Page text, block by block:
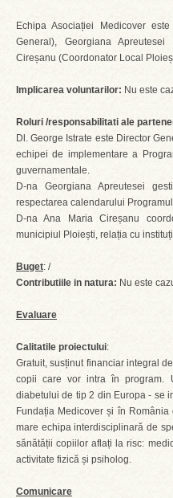
Echipa Asociației Medicover
General), Georgiana
Cireșanu (Coordonator Local
Implicarea voluntarilor: Nu este
Roluri /responsabilitati ale
Dl. George Istrate este Director
echipei de implementare a
guvernamentale.
D-na Georgiana Apreutesei
respectarea calendarului
D-na Ana Maria Cireșanu
municipiul Ploiești, relația cu
Buget: /
Contributiile in natura: Nu este
Evaluare
Calitatile proiectului:
Gratuit, susținut financiar integral
copii care vor intra în program.
diabetului de tip 2 din Europa - se
Fundația Medicover și în
mare echipa interdisciplinară de
sănătății copiilor aflați la risc:
activitate fizică și psiholog.
Comunicare